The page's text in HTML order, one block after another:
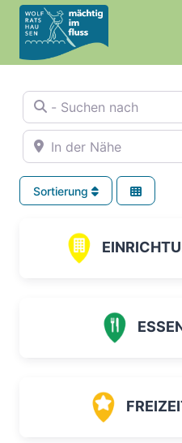
Zum
Inhalt
springen
- Suchen nach
In der Nähe
Sortierung